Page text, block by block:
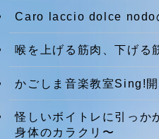
Caro laccio dolce nodo
喉を上げる筋肉、下げる
かごしま音楽教室Sing!開
怪しいボイトレに引っか
身体のカラクリ〜